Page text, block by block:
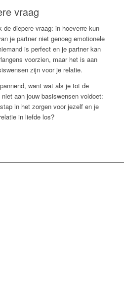
vraag
diepere vraag: in hoeverre kun
je partner niet genoeg emotionele
is perfect en je partner kan
voorzien, maar het is aan
zijn voor je relatie.
want wat als je tot de
aan jouw basiswensen voldoet:
in het zorgen voor jezelf en je
in liefde los?